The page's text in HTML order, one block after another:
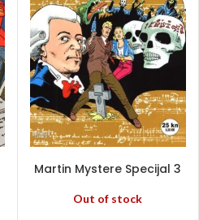
Martin Mystere Specijal 3
Out of stock